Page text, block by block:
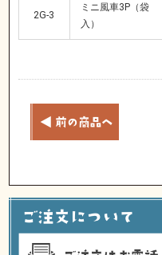
2G-3
ミニ風車3P（袋
入）